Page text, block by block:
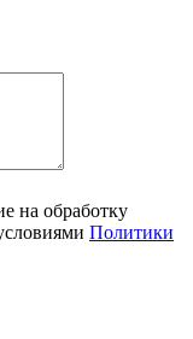
на обработку
Политики